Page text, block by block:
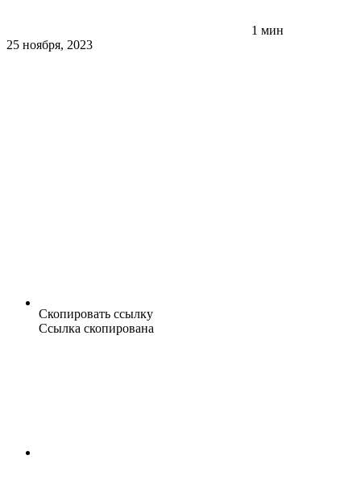
1 мин
25 ноября, 2023
Скопировать ссылку
Ссылка скопирована